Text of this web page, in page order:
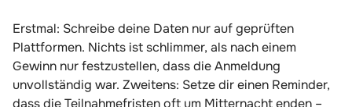
Erstmal: Schreibe deine Daten nur auf geprüften
Plattformen. Nichts ist schlimmer, als nach einem
Gewinn nur festzustellen, dass die Anmeldung
unvollständig war. Zweitens: Setze dir einen Reminder,
dass die Teilnahmefristen oft um Mitternacht enden –